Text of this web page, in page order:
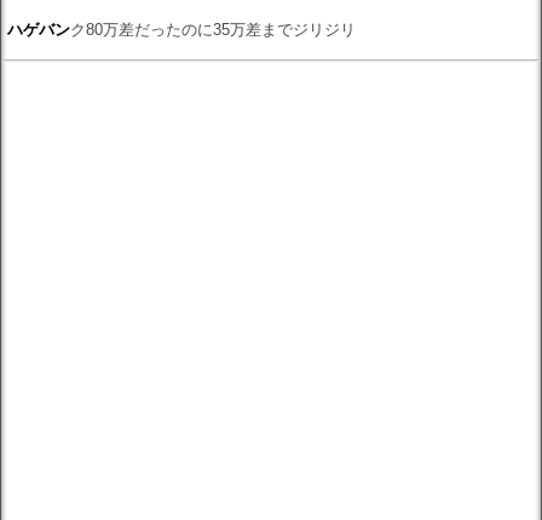
ハゲバンク80万差だったのに35万差までジリジリ